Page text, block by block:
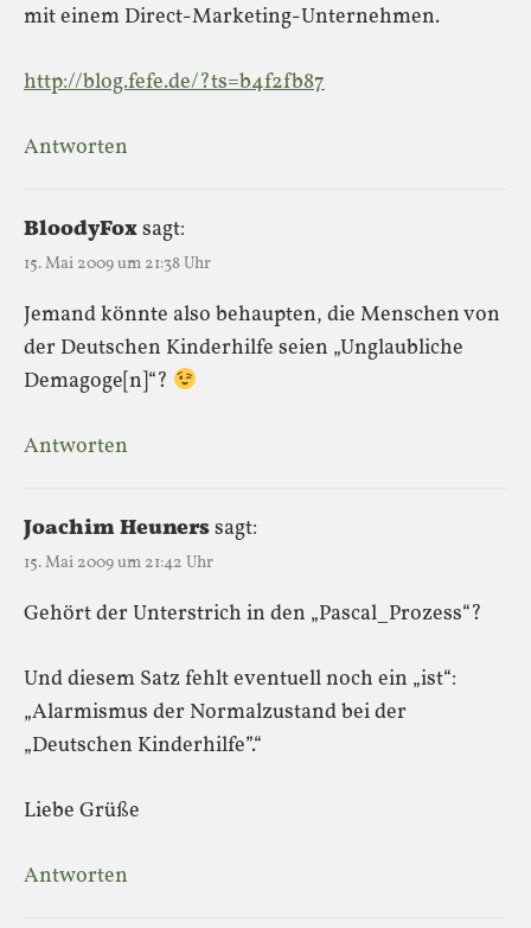
mit einem Direct-Marketing-Unternehmen.
http://blog.fefe.de/?ts=b4f2fb87
Antworten
BloodyFoxsagt:
15. Mai 2009 um 21:38 Uhr
Jemand könnte also behaupten, die Menschen von
der Deutschen Kinderhilfe seien „Unglaubliche
Demagoge[n]“?
Antworten
Joachim Heunerssagt:
15. Mai 2009 um 21:42 Uhr
Gehört der Unterstrich in den „Pascal_Prozess“?
Und diesem Satz fehlt eventuell noch ein „ist“:
„Alarmismus der Normalzustand bei der
„Deutschen Kinderhilfe”.“
Liebe Grüße
Antworten